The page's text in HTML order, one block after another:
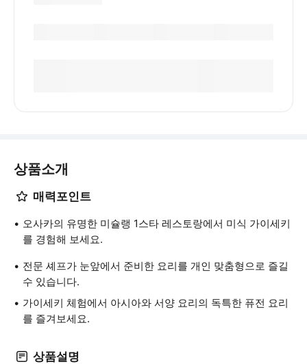
상품소개
매력포인트
오사카의 유명한 미슐랭 1스타 레스토랑에서 미식 가이세키
를 경험해 보세요.
전문 셰프가 눈앞에서 준비한 요리를 개인 맞춤형으로 즐길
수 있습니다.
가이세키 체험에서 아시아와 서양 요리의 독특한 퓨전 요리
를 즐겨보세요.
상품설명